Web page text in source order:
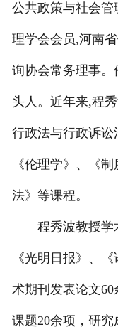
公共政策与社会
理学会会员,河南
询协会常务理事
头人。近年来,程
行政法与行政诉
《伦理学》、《
法》等课程。
程秀波教授学
《光明日报》、
术期刊发表论文
课题20余项，研究